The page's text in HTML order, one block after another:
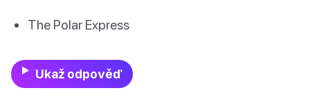
The Polar Express
Ukaž odpověď